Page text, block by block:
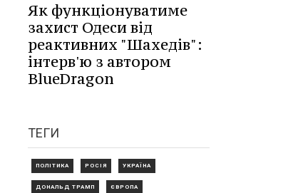
Як функціонуватиме
захист Одеси від
реактивних "Шахедів":
інтерв'ю з автором
BlueDragon
ТЕГИ
ПОЛІТИКА РОСІЯ УКРАЇНА
ДОНАЛЬД ТРАМП ЄВРОПА